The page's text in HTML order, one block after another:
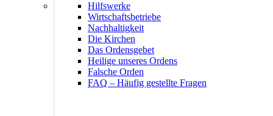
Hilfswerke
Wirtschaftsbetriebe
Nachhaltigkeit
Die Kirchen
Das Ordensgebet
Heilige unseres Ordens
Falsche Orden
FAQ – Häufig gestellte Fragen